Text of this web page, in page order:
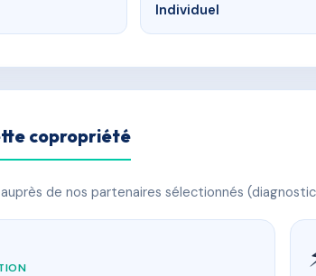
Individuel
copropriété
de nos partenaires sélectionnés